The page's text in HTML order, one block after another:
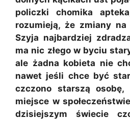
policzki chomika
rozumieją, że zmiany
Szyja najbardziej
ma nic złego w byciu
ale żadna kobieta nie
nawet jeśli chce być
czczono starszą osobę,
miejsce w
dzisiejszym świecie